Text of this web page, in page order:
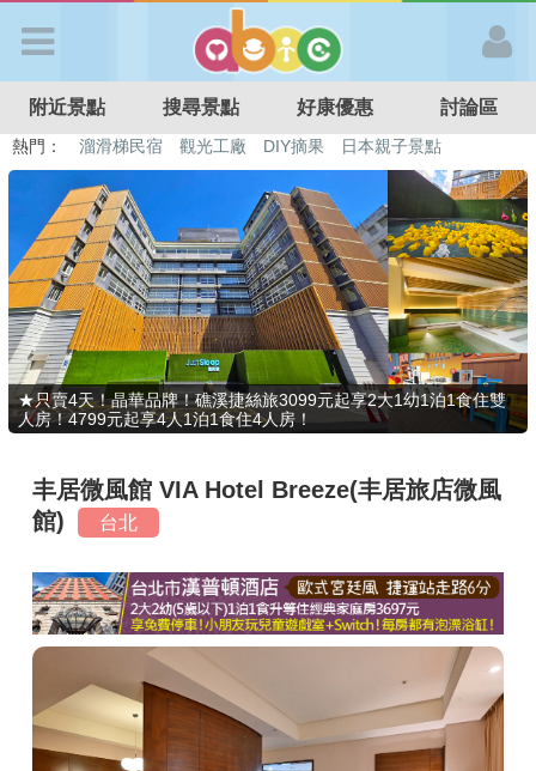
APP登入
首 頁
搜尋景點
好康優惠
最新消息
最新留言
商家合作
推薦景點
討論區
附近景點 搜尋景點 好康優惠 討論區
熱門： 特色遊戲場 親子住房優惠 台北親子餐廳
溫泉泡湯SPA
溜滑梯民宿
觀光工廠 DIY摘果 日本親子景點
★只賣4天！晶華品牌！礁溪捷絲旅3099元起享2大1幼1泊1食住雙
人房！4799元起享4人1泊1食住4人房！
丰居微風館 VIA Hotel Breeze(丰居旅店微風
館)
台北